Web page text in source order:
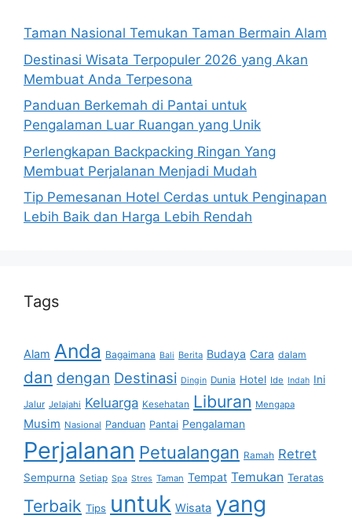
Taman Nasional Temukan Taman Bermain Alam
Destinasi Wisata Terpopuler 2026 yang Akan
Membuat Anda Terpesona
Panduan Berkemah di Pantai untuk
Pengalaman Luar Ruangan yang Unik
Perlengkapan Backpacking Ringan Yang
Membuat Perjalanan Menjadi Mudah
Tip Pemesanan Hotel Cerdas untuk Penginapan
Lebih Baik dan Harga Lebih Rendah
Tags
Alam Anda Bagaimana Bali Berita Budaya Cara dalam
dan dengan Destinasi Dingin Dunia Hotel Ide Indah Ini
Jalur Jelajahi Keluarga Kesehatan Liburan Mengapa
Musim Nasional Panduan Pantai Pengalaman
Perjalanan Petualangan Ramah Retret
Sempurna Setiap Spa Stres Taman Tempat Temukan Teratas
Terbaik Tips untuk Wisata yang